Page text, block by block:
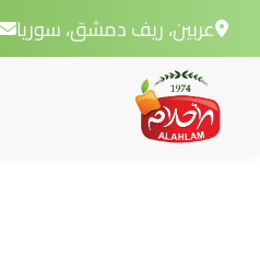
عربين، ريف دمشق، سوريا